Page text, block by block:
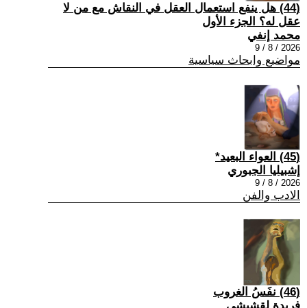
(44) هل ينفع استعمال العقل في النقاش مع من لا
عقل له؟ الجزء الأول
محمد إنفي
2026 / 8 / 9
مواضيع وابحاث سياسية
(45) العواء البعيد*
إشبيليا الجبوري
2026 / 8 / 9
الادب والفن
(46) نفَسُ الغروب